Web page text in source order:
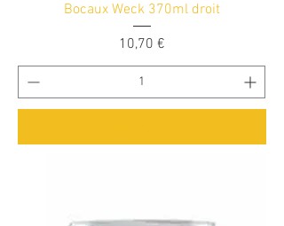
Bocaux Weck 370ml droit
Prix
10,70 €